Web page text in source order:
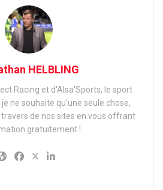
HELBLING
Racing et d'Alsa'Sports, le sport
ne souhaite qu'une seule chose,
de nos sites en vous offrant
gratuitement !